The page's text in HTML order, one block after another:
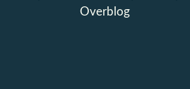
Overblog